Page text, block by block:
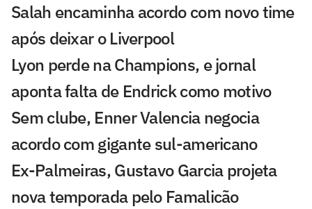
Salah encaminha acordo com novo time
após deixar o Liverpool
Lyon perde na Champions, e jornal
aponta falta de Endrick como motivo
Sem clube, Enner Valencia negocia
acordo com gigante sul-americano
Ex-Palmeiras, Gustavo Garcia projeta
nova temporada pelo Famalicão